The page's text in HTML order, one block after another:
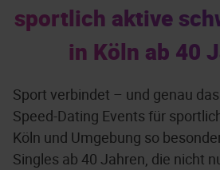
sportlich aktive
in Köln ab 40
Sport verbindet – und genau
Speed-Dating Events für
Köln und Umgebung so
Singles ab 40 Jahren, die nicht